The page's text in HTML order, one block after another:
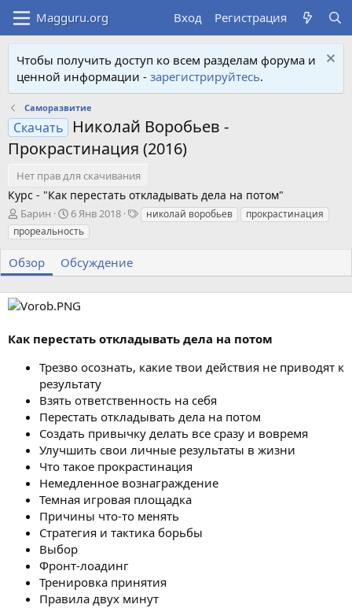
Вход Регистрация
Чтобы получить доступ ко всем разделам форума и
ценной информации - зарегистрируйтесь.
Саморазвитие
Скачать
Николай Воробьев -
Прокрастинация (2016)
Нет прав для скачивания
Курс - "Как перестать откладывать дела на потом"
А
в
т
о
р
Барин
Д
а
т
а
с
д
н
я
6 Янв 2018
Т николай воробьев
прокрастинация
прореальность
Обзор Обсуждение
Как перестать откладывать дела на потом
Трезво осознать, какие твои действия не приводят к
результату
Взять ответственность на себя
Перестать откладывать дела на потом
Создать привычку делать все сразу и вовремя
Улучшить свои личные результаты в жизни
Что такое прокрастинация
Немедленное вознаграждение
Темная игровая площадка
Причины что-то менять
Стратегия и тактика борьбы
Выбор
Фронт-лоадинг
Тренировка принятия
Правила двух минут